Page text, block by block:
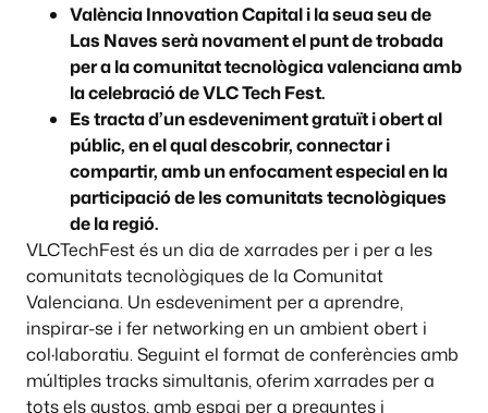
València Innovation Capital i la seua seu de
Las Naves serà novament el punt de trobada
per a la comunitat tecnològica valenciana amb
la celebració de VLC Tech Fest.
Es tracta d’un esdeveniment gratuït i obert al
públic, en el qual descobrir, connectar i
compartir, amb un enfocament especial en la
participació de les comunitats tecnològiques
de la regió.
VLCTechFest és un dia de xarrades per i per a les
comunitats tecnològiques de la Comunitat
Valenciana. Un esdeveniment per a aprendre,
inspirar-se i fer networking en un ambient obert i
col·laboratiu. Seguint el format de conferències amb
múltiples tracks simultanis, oferim xarrades per a
tots els gustos, amb espai per a preguntes i